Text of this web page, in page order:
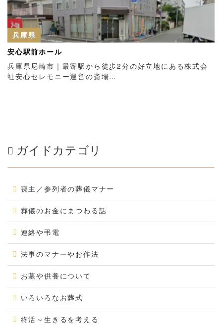
兵庫県
安心駅前ホール
兵庫県尼崎市｜最寄駅から徒歩2分の好立地にある株式会
社安心セレモニー運営の斎場…
ガイドカテゴリ
喪主／参列者の葬儀マナー
葬儀のお金にまつわる話
連絡や弔電
法事のマナーやお作法
お墓や供養について
いろいろなお葬式
終活～生きるを考える